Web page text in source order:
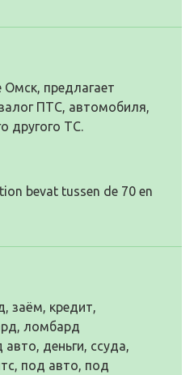
предлагает
ПТС, автомобиля,
другого ТС.
bevat tussen de 70 en
заём, кредит,
ломбард
деньги, ссуда,
под авто, под